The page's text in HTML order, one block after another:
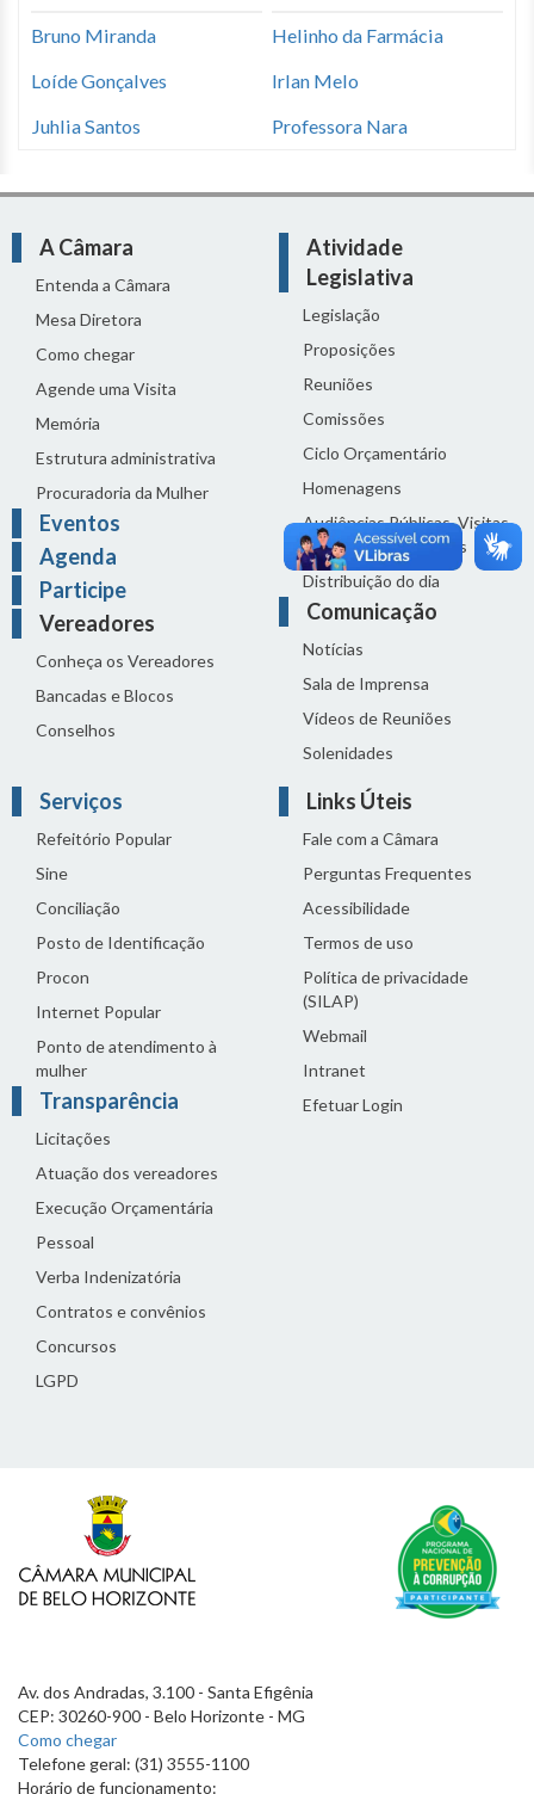
Bruno Miranda
Helinho da Farmácia
Loíde Gonçalves
Irlan Melo
Juhlia Santos
Professora Nara
A Câmara
Entenda a Câmara
Mesa Diretora
Como chegar
Agende uma Visita
Memória
Estrutura administrativa
Procuradoria da Mulher
Eventos
Agenda
Participe
Vereadores
Conheça os Vereadores
Bancadas e Blocos
Conselhos
Atividade
Legislativa
Legislação
Proposições
Reuniões
Comissões
Ciclo Orçamentário
Homenagens
Audiências Públicas, Visitas
Técnicas e Seminários
Distribuição do dia
Comunicação
Notícias
Sala de Imprensa
Vídeos de Reuniões
Solenidades
Serviços
Refeitório Popular
Sine
Conciliação
Posto de Identificação
Procon
Internet Popular
Ponto de atendimento à
mulher
Transparência
Licitações
Atuação dos vereadores
Execução Orçamentária
Pessoal
Verba Indenizatória
Contratos e convênios
Concursos
LGPD
Links Úteis
Fale com a Câmara
Perguntas Frequentes
Acessibilidade
Termos de uso
Política de privacidade
(SILAP)
Webmail
Intranet
Efetuar Login
Av. dos Andradas, 3.100 - Santa Efigênia
CEP: 30260-900 - Belo Horizonte - MG
Como chegar
Telefone geral: (31) 3555-1100
Horário de funcionamento: